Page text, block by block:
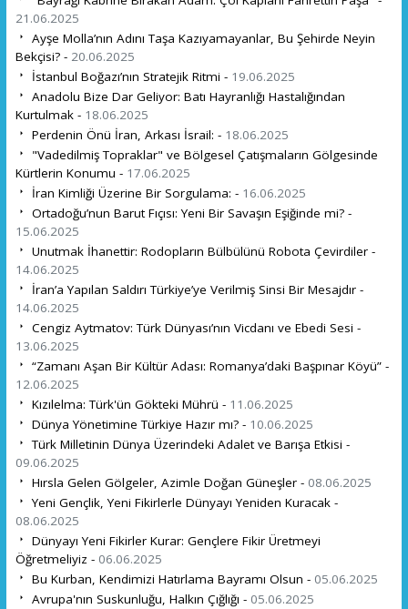
21.06.2025
Ayşe Molla’nın Adını Taşa Kazıyamayanlar, Bu Şehirde Neyin
Bekçisi? - 20.06.2025
İstanbul Boğazı’nın Stratejik Ritmi - 19.06.2025
Anadolu Bize Dar Geliyor: Batı Hayranlığı Hastalığından
Kurtulmak - 18.06.2025
Perdenin Önü İran, Arkası İsrail: - 18.06.2025
"Vadedilmiş Topraklar" ve Bölgesel Çatışmaların Gölgesinde
Kürtlerin Konumu - 17.06.2025
İran Kimliği Üzerine Bir Sorgulama: - 16.06.2025
Ortadoğu’nun Barut Fıçısı: Yeni Bir Savaşın Eşiğinde mi? -
15.06.2025
Unutmak İhanettir: Rodopların Bülbülünü Robota Çevirdiler -
14.06.2025
İran’a Yapılan Saldırı Türkiye’ye Verilmiş Sinsi Bir Mesajdır -
14.06.2025
Cengiz Aytmatov: Türk Dünyası’nın Vicdanı ve Ebedi Sesi -
13.06.2025
“Zamanı Aşan Bir Kültür Adası: Romanya’daki Başpınar Köyü” -
12.06.2025
Kızılelma: Türk'ün Gökteki Mührü - 11.06.2025
Dünya Yönetimine Türkiye Hazır mı? - 10.06.2025
Türk Milletinin Dünya Üzerindeki Adalet ve Barışa Etkisi -
09.06.2025
Hırsla Gelen Gölgeler, Azimle Doğan Güneşler - 08.06.2025
Yeni Gençlik, Yeni Fikirlerle Dünyayı Yeniden Kuracak -
08.06.2025
Dünyayı Yeni Fikirler Kurar: Gençlere Fikir Üretmeyi
Öğretmeliyiz - 06.06.2025
Bu Kurban, Kendimizi Hatırlama Bayramı Olsun - 05.06.2025
Avrupa'nın Suskunluğu, Halkın Çığlığı - 05.06.2025